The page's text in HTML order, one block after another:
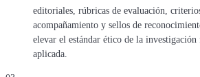
editoriales, rúbricas de evaluación,
acompañamiento y sellos de
elevar el estándar ético de la
aplicada.